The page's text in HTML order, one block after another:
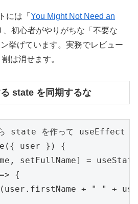
には「 You Might Not Need an
、初心者がやりがちな「不要な
挙げています。実務でレビュー
は消せます。
state を同期するな
state を作って useEffect で
user }) {
setFullName] =
{
+ " " +